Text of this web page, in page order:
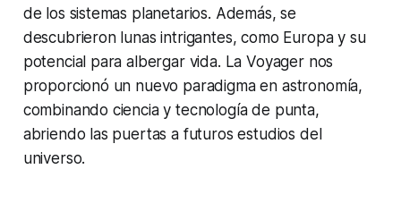
de los sistemas planetarios. Además, se
descubrieron lunas intrigantes, como Europa y su
potencial para albergar vida. La Voyager nos
proporcionó un nuevo paradigma en astronomía,
combinando ciencia y tecnología de punta,
abriendo las puertas a futuros estudios del
universo.